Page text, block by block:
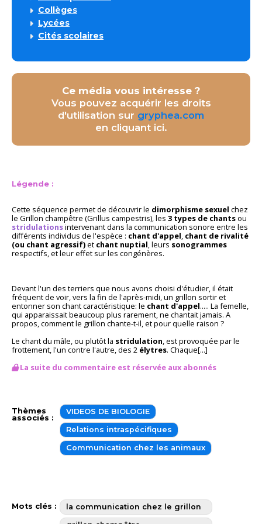
Collèges
Lycées
Cités scolaires
Ce média vous intéresse ?
Vous pouvez acquérir les droits
d'utilisation sur gryphea.com
en cliquant ici.
Légende :
Cette séquence permet de découvrir le dimorphisme sexuel chez
le Grillon champêtre (Grillus campestris), les 3 types de chantsou
stridulationsintervenant dans la communication sonore entre les
différents individus de l'espèce : chant d'appel chant de rivalité
(ou chant agressif)et chant nuptial , leurs sonogrammes
respectifs, et leur effet sur les congénères.
Devant l'un des terriers que nous avons choisi d'étudier, il était
fréquent de voir, vers la fin de l'après-midi, un grillon sortir et
entonner son chant caractéristique: le chant d'appel..... La femelle,
qui apparaissait beaucoup plus rarement, ne chantait jamais. A
propos, comment le grillon chante-t-il, et pour quelle raison ?
Le chant du mâle, ou plutôt la stridulation , est provoquée par le
frottement, l'un contre l'autre, des 2 élytres. Chaque[...]
La suite du commentaire est réservée aux abonnés
Thèmes
associés :
VIDEOS DE BIOLOGIE
Relations intraspécifiques
Communication chez les animaux
Mots clés : la communication chez le grillon